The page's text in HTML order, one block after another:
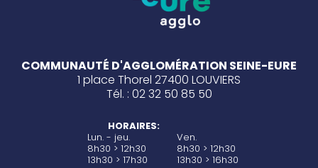
COMMUNAUTÉ D'AGGLOMÉRATION SEINE-EURE
1 place Thorel 27400 LOUVIERS
Tél. : 02 32 50 85 50
HORAIRES:
Lun. - jeu.
8h30 > 12h30
13h30 > 17h30
Ven.
8h30 > 12h30
13h30 > 16h30